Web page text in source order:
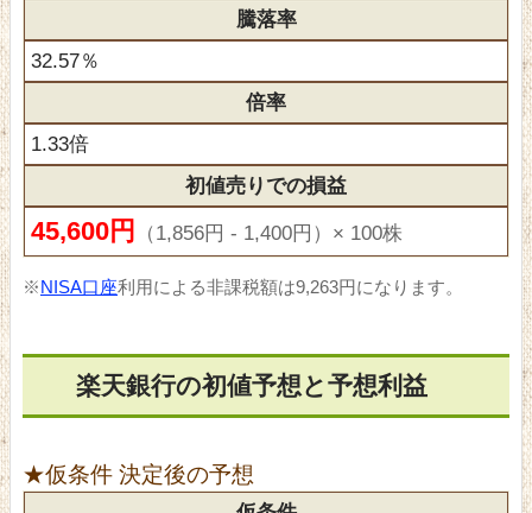
騰落率
32.57％
倍率
1.33倍
初値売りでの損益
45,600円 （1,856円 - 1,400円）× 100株
※NISA口座利用による非課税額は9,263円になります。
楽天銀行の初値予想と予想利益
★仮条件 決定後の予想